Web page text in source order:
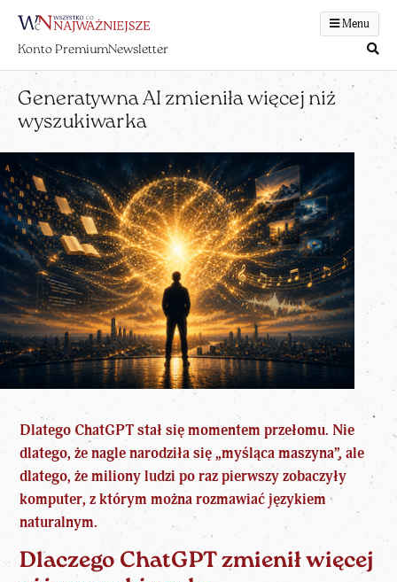
Menu
Konto PremiumNewsletter
Generatywna AI zmieniła więcej niż
wyszukiwarka
Dlatego ChatGPTstał się momentem przełomu. Nie
dlatego, że nagle narodziła się „myśląca maszyna”, ale
dlatego, że miliony ludzi po raz pierwszy zobaczyły
komputer, z którym można rozmawiać językiem
naturalnym.
Dlaczego ChatGPT zmienił więcej